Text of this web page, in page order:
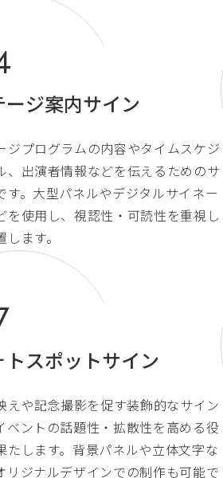
ージ案内サイン
ジプログラムの内容やタイムスケジ
、出演者情報などを伝えるためのサ
す。大型パネルやデジタルサイネー
を使用し、視認性・可読性を重視し
します。
トスポットサイン
えや記念撮影を促す装飾的なサイン
ベントの話題性・拡散性を高める役
たします。背景パネルや立体文字な
リジナルデザインでの制作も可能で